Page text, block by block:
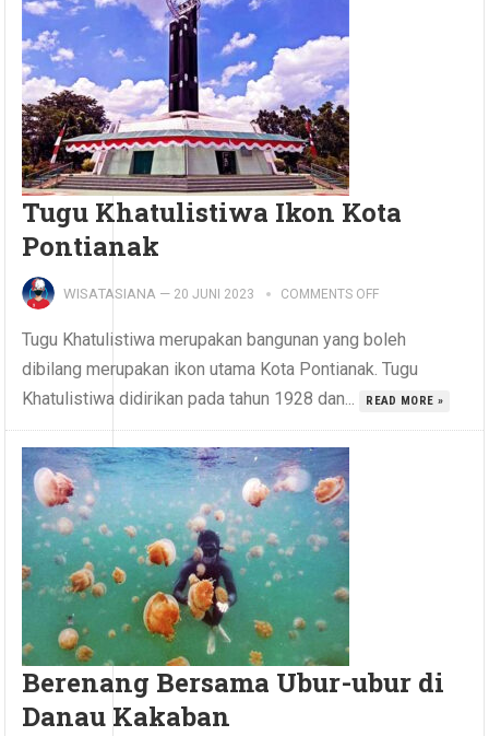
Tugu Khatulistiwa Ikon Kota
Pontianak
WISATASIANA — 20 JUNI 2023 COMMENTS OFF
Tugu Khatulistiwa merupakan bangunan yang boleh
dibilang merupakan ikon utama Kota Pontianak. Tugu
Khatulistiwa didirikan pada tahun 1928 dan...
READ MORE »
Berenang Bersama Ubur-ubur di
Danau Kakaban